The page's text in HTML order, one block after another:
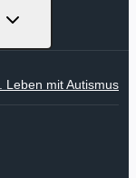
Untermenü
Leben mit Autismus